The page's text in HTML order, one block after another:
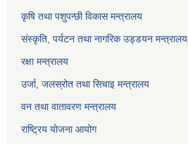
कृषि तथा पशुपन्छी विकास मन्त्रालय
संस्कृति, पर्यटन तथा नागरिक उड्डयन मन्त्रालय
रक्षा मन्त्रालय
उर्जा, जलस्रोत तथा सिचाइ मन्त्रालय
वन तथा वातावरण मन्त्रालय
राष्ट्रिय योजना आयोग